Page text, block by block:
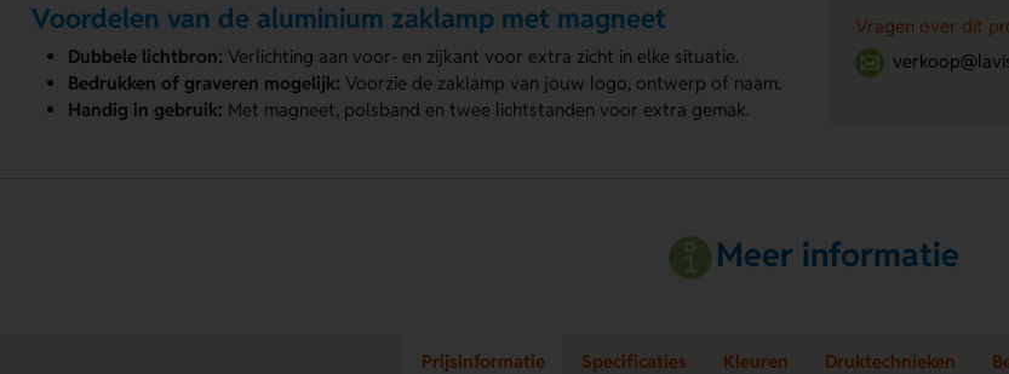
Voordelen van de aluminium zaklamp met magneet
Dubbele lichtbron: Verlichting aan voor- en zijkant voor extra zicht in elke situatie.
Bedrukken of graveren mogelijk: Voorzie de zaklamp van jouw logo, ontwerp of naam.
Handig in gebruik: Met magneet, polsband en twee lichtstanden voor extra gemak.
Vragen over dit
Meer informatie
Prijsinformatie Specificaties Kleuren Druktechnieken